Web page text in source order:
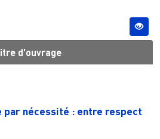
d'ouvrage
nécessité : entre respect